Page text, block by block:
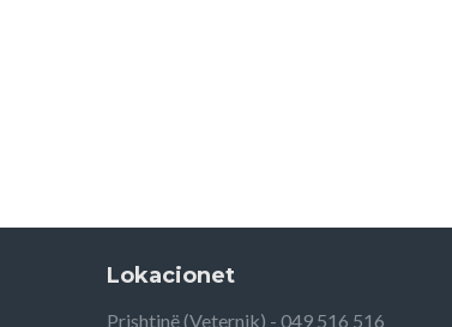
Lokacionet
Prishtinë (Veternik) - 049 516 516